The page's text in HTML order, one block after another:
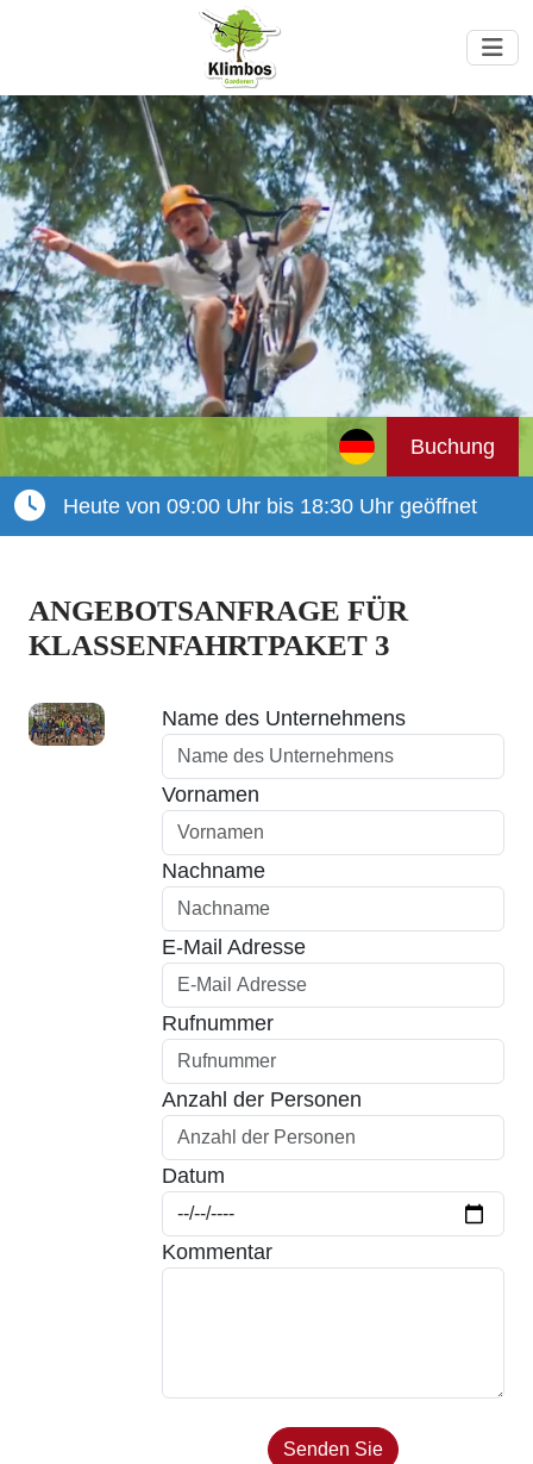
Buchung
Heute von 09:00 Uhr bis 18:30 Uhr geöffnet
ANGEBOTSANFRAGE FÜR
KLASSENFAHRTPAKET 3
Name des Unternehmens
Vornamen
Nachname
E-Mail Adresse
Rufnummer
Anzahl der Personen
Datum
Kommentar